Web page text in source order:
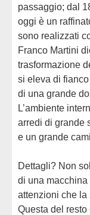
passaggio; dal
oggi è un
sono realizzati
Franco Martini
trasformazione
si eleva di
di una grande
L’ambiente
arredi di grande
e un grande
Dettagli? Non solo. L’ambiente infatti è solo un tassello
di una
attenzioni che la
Questa del